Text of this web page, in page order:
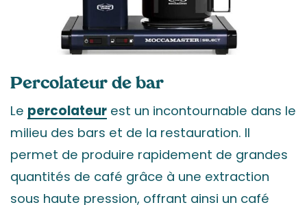
Percolateur de bar
Le percolateur est un incontournable dans le
milieu des bars et de la restauration. Il
permet de produire rapidement de grandes
quantités de café grâce à une extraction
sous haute pression, offrant ainsi un café